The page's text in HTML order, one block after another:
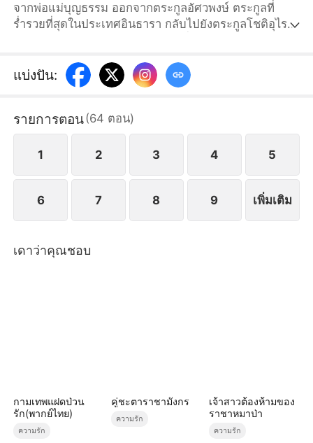
จากพ่อแม่บุญธรรม ออกจากตระกูลอัศวพงษ์ ตระกูลที่
ร่ำรวยที่สุดในประเทศอินธารา กลับไปยังตระกูลโชติอุไร
กลับให้ความสำคัญแค่กับน้องสาวบุญธรรม พรพระจันทร์
ไม่สนใจและเมินเฉยเธอ แถมเธอยังถูกพรพระจันทร์ใส่ร้าย
สามปีในคุกเพื่อชดใช้บุญคุณที่ให้กำเนิดเธอ...
แบ่งปัน:
รายการตอน(64 ตอน)
1 2 3 4 5
6 7 8 9 เพิ่มเติม
เดาว่าคุณชอบ
กามเทพแฝดป่วน
รัก(พากย์ไทย)
ความรัก
คู่ชะตาราชามังกร
ความรัก
เจ้าสาวต้องห้ามของ
ราชาหมาป่า
ความรัก